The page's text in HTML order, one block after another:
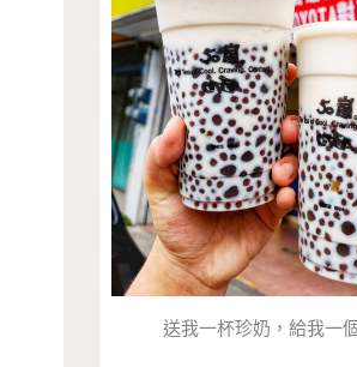
送我一杯珍奶，給我一